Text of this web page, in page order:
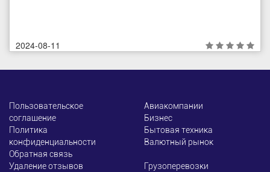
2024-08-11
Пользовательское
соглашение
Политика
конфиденциальности
Обратная связь
Удаление отзывов
Авиакомпании
Бизнес
Бытовая техника
Валютный рынок
Грузоперевозки